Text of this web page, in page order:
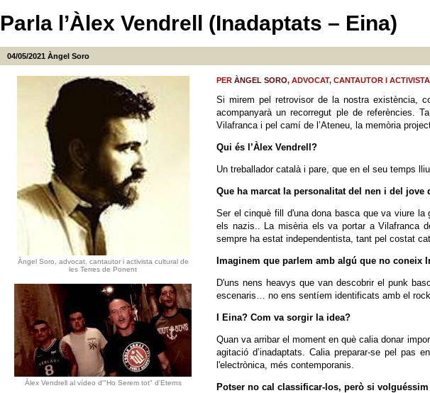
Parla l’Àlex Vendrell (Inadaptats – Eina)
04/05/2021 Àngel Soro
Àngel Soro, advocat, cantautor i activista cultural de
les Terres de Ponent
Àlex Vendrell al vídeo d'"Ho Serem tot" d'Eterns
PER ÀNGEL SORO, ADVOCAT, CANTAUTOR I
Si mirem pel retrovisor de la nostra existència,
acompanyarà un recorregut ple de referències.
Vilafranca i pel camí de l’Ateneu, la memòria
Qui és l’Àlex Vendrell?
Un treballador català i pare, que en el seu temps
Que ha marcat la personalitat del nen i del jove
Ser el cinquè fill d'una dona basca que va viure
els nazis.. La misèria els va portar a Vilafranca
sempre ha estat independentista, tant pel costat
Imaginem que parlem amb algú que no coneix
D'uns nens heavys que van descobrir el punk
escenaris… no ens sentíem identificats amb el
I Eina? Com va sorgir la idea?
Quan va arribar el moment en què calia donar
agitació d’inadaptats. Calia preparar-se pel
l'electrònica, més contemporanis.
Potser no cal classificar-los, però si